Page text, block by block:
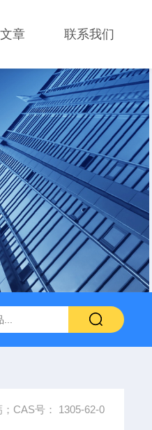
章 联系我们
CAS号： 1305-62-0